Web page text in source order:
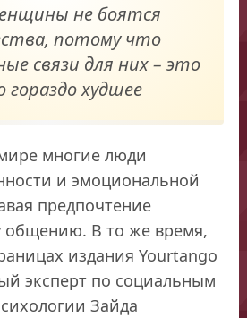
не боятся
потому что
связи для них – это
гораздо худшее
многие люди
и эмоциональной
предпочтение
общению. В то же время,
издания Yourtango
эксперт по социальным
Зайда